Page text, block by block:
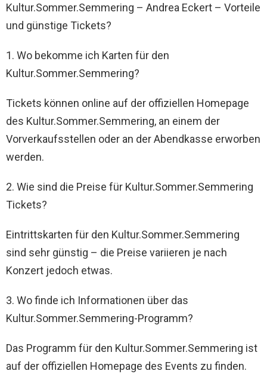
Kultur.Sommer.Semmering – Andrea Eckert – Vorteile
und günstige Tickets?
1. Wo bekomme ich Karten für den
Kultur.Sommer.Semmering?
Tickets können online auf der offiziellen Homepage
des Kultur.Sommer.Semmering, an einem der
Vorverkaufsstellen oder an der Abendkasse erworben
werden.
2. Wie sind die Preise für Kultur.Sommer.Semmering
Tickets?
Eintrittskarten für den Kultur.Sommer.Semmering
sind sehr günstig – die Preise variieren je nach
Konzert jedoch etwas.
3. Wo finde ich Informationen über das
Kultur.Sommer.Semmering-Programm?
Das Programm für den Kultur.Sommer.Semmering ist
auf der offiziellen Homepage des Events zu finden.